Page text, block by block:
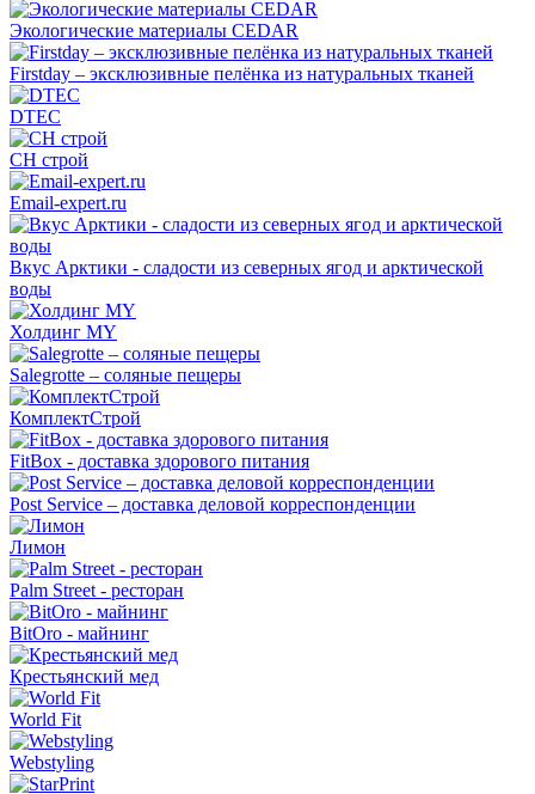
Экологические материалы CEDAR
Firstday – эксклюзивные пелёнка из натуральных тканей
DTEC
СН строй
Email-expert.ru
Вкус Арктики - сладости из северных ягод и арктической
воды
Холдинг MY
Salegrotte – соляные пещеры
КомплектСтрой
FitBox - доставка здорового питания
Post Service – доставка деловой корреспонденции
Лимон
Palm Street - ресторан
BitOro - майнинг
Крестьянский мед
World Fit
Webstyling